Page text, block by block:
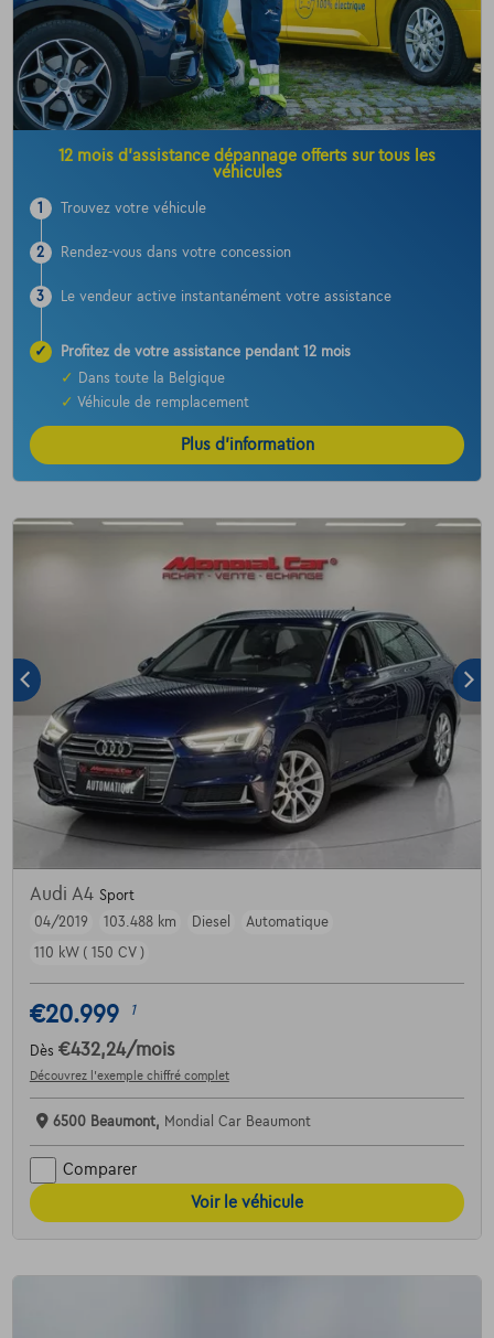
12 mois d’assistance dépannage offerts sur tous les
véhicules
1 Trouvez votre véhicule
2 Rendez-vous dans votre concession
3 Le vendeur active instantanément votre assistance
✓
Profitez de votre assistance pendant 12 mois
✓
Dans toute la Belgique
✓ Véhicule de remplacement
Plus d’information
Audi A4 Sport
04/2019
103.488 km Diesel
Automatique
110 kW ( 150 CV )
€20.999 1
Dès €432,24/mois
Découvrez l’exemple chiffré complet
6500 Beaumont, Mondial Car Beaumont
Comparer
Voir le véhicule